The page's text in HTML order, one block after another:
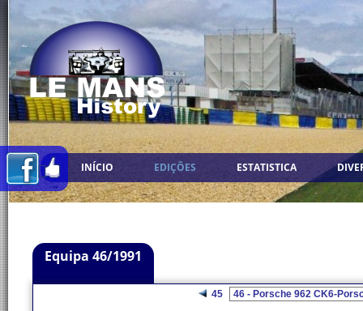
INÍCIO EDIÇÕES ESTATISTICA
Equipa 46/1991
45